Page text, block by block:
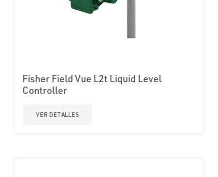
Fisher Field Vue L2t Liquid Level
Controller
VER DETALLES